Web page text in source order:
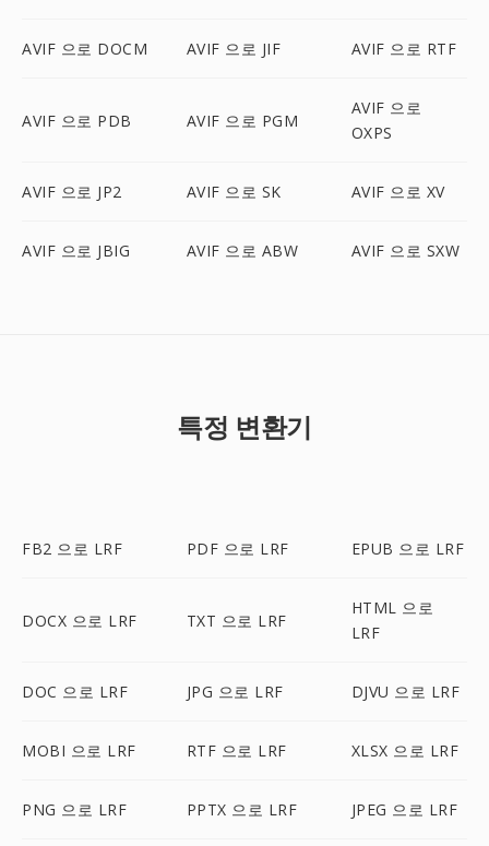
AVIF 으로 DOCM AVIF 으로 JIF AVIF 으로 RTF
AVIF 으로 PDB AVIF 으로 PGM
AVIF 으로
OXPS
AVIF 으로 JP2 AVIF 으로 SK AVIF 으로 XV
AVIF 으로 JBIG AVIF 으로 ABW AVIF 으로 SXW
특정 변환기
FB2 으로 LRF PDF 으로 LRF EPUB 으로 LRF
DOCX 으로 LRF TXT 으로 LRF
HTML 으로
LRF
DOC 으로 LRF JPG 으로 LRF DJVU 으로 LRF
MOBI 으로 LRF RTF 으로 LRF XLSX 으로 LRF
PNG 으로 LRF PPTX 으로 LRF JPEG 으로 LRF